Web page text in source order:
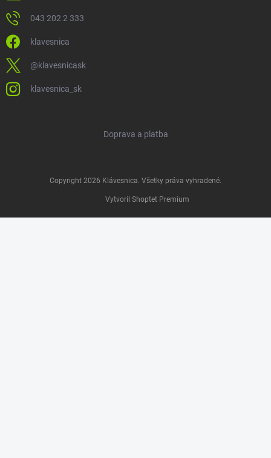
043 202 2 333
klavesnica
@klavesnicask
klavesnica_sk
Doprava a platba
Vytvoril Shoptet Premium
Copyright 2026 Klávesnica. Všetky práva vyhradené.